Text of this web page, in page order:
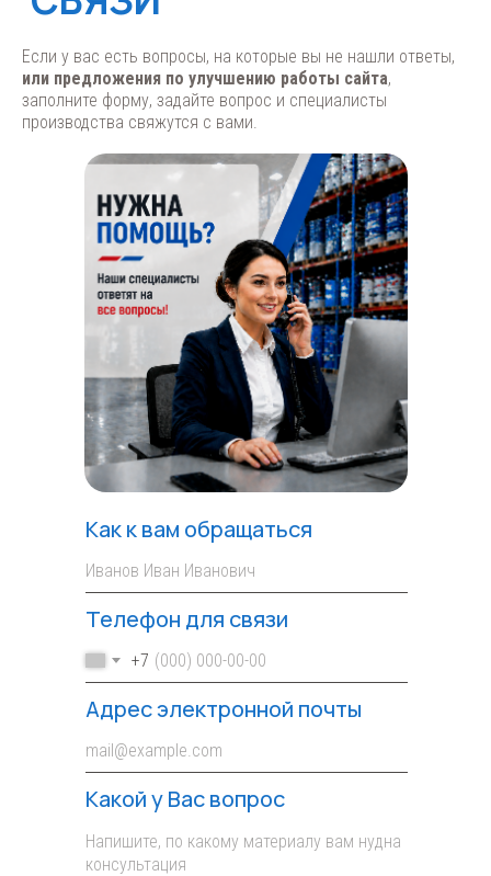
Если у вас есть вопросы, на которые вы не нашли ответы,
или предложения по улучшению работы сайта,
заполните форму, задайте вопрос и специалисты
производства свяжутся с вами.
Как к вам обращаться
Телефон для связи
+7
Адрес электронной почты
Какой у Вас вопрос